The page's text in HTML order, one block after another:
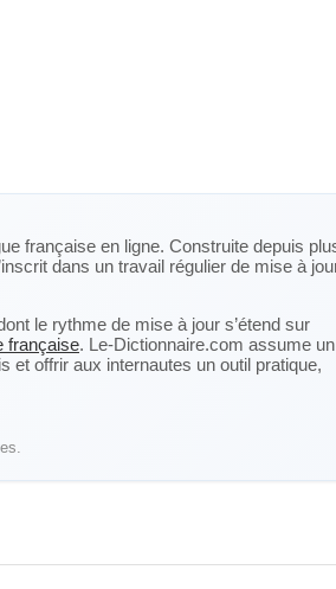
française en ligne. Construite depuis
dans un travail régulier de mise à
le rythme de mise à jour s’étend sur
française. Le-Dictionnaire.com assume
et offrir aux internautes un outil pratique,